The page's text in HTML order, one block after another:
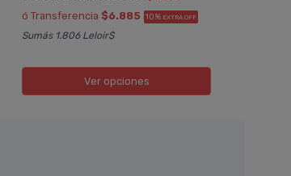
ó Transferencia $6.885 10% EXTRA OFF
Sumás 1.806 Leloir$
Ver opciones